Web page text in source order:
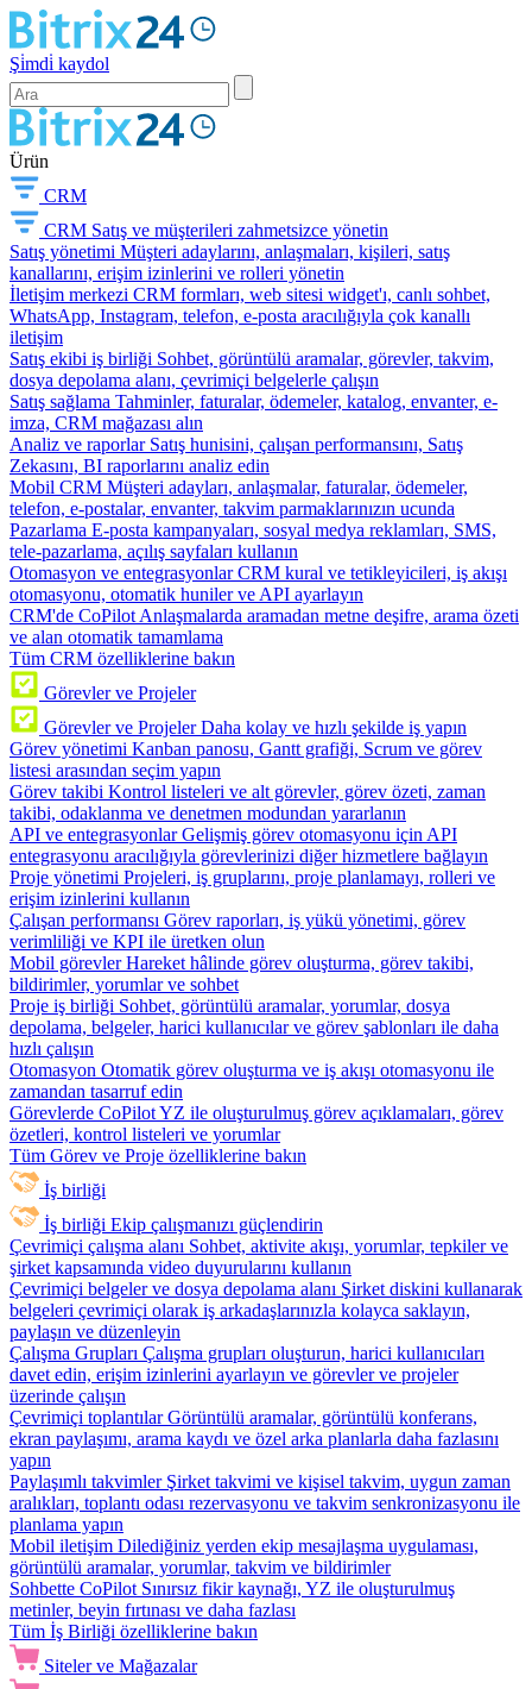
Şi̇mdi̇ kaydol
Ürün
CRM
CRM Satış ve müşterileri zahmetsizce yönetin
Satış yönetimi Müşteri adaylarını, anlaşmaları, kişileri, satış
kanallarını, erişim izinlerini ve rolleri yönetin
İletişim merkezi CRM formları, web sitesi widget'ı, canlı sohbet,
WhatsApp, Instagram, telefon, e-posta aracılığıyla çok kanallı
iletişim
Satış ekibi iş birliği Sohbet, görüntülü aramalar, görevler, takvim,
dosya depolama alanı, çevrimiçi belgelerle çalışın
Satış sağlama Tahminler, faturalar, ödemeler, katalog, envanter, e-
imza, CRM mağazası alın
Analiz ve raporlar Satış hunisini, çalışan performansını, Satış
Zekasını, BI raporlarını analiz edin
Mobil CRM Müşteri adayları, anlaşmalar, faturalar, ödemeler,
telefon, e-postalar, envanter, takvim parmaklarınızın ucunda
Pazarlama E-posta kampanyaları, sosyal medya reklamları, SMS,
tele-pazarlama, açılış sayfaları kullanın
Otomasyon ve entegrasyonlar CRM kural ve tetikleyicileri, iş akışı
otomasyonu, otomatik huniler ve API ayarlayın
CRM'de CoPilot Anlaşmalarda aramadan metne deşifre, arama özeti
ve alan otomatik tamamlama
Tüm CRM özelliklerine bakın
Görevler ve Projeler
Görevler ve Projeler Daha kolay ve hızlı şekilde iş yapın
Görev yönetimi Kanban panosu, Gantt grafiği, Scrum ve görev
listesi arasından seçim yapın
Görev takibi Kontrol listeleri ve alt görevler, görev özeti, zaman
takibi, odaklanma ve denetmen modundan yararlanın
API ve entegrasyonlar Gelişmiş görev otomasyonu için API
entegrasyonu aracılığıyla görevlerinizi diğer hizmetlere bağlayın
Proje yönetimi Projeleri, iş gruplarını, proje planlamayı, rolleri ve
erişim izinlerini kullanın
Çalışan performansı Görev raporları, iş yükü yönetimi, görev
verimliliği ve KPI ile üretken olun
Mobil görevler Hareket hâlinde görev oluşturma, görev takibi,
bildirimler, yorumlar ve sohbet
Proje iş birliği Sohbet, görüntülü aramalar, yorumlar, dosya
depolama, belgeler, harici kullanıcılar ve görev şablonları ile daha
hızlı çalışın
Otomasyon Otomatik görev oluşturma ve iş akışı otomasyonu ile
zamandan tasarruf edin
Görevlerde CoPilotYZ ile oluşturulmuş görev açıklamaları, görev
özetleri, kontrol listeleri ve yorumlar
Tüm Görev ve Proje özelliklerine bakın
İş birliği
İş birliği Ekip çalışmanızı güçlendirin
Çevrimiçi çalışma alanı Sohbet, aktivite akışı, yorumlar, tepkiler ve
şirket kapsamında video duyurularını kullanın
Çevrimiçi belgeler ve dosya depolama alanı Şirket diskini kullanarak
belgeleri çevrimiçi olarak iş arkadaşlarınızla kolayca saklayın,
paylaşın ve düzenleyin
Çalışma Grupları Çalışma grupları oluşturun, harici kullanıcıları
davet edin, erişim izinlerini ayarlayın ve görevler ve projeler
üzerinde çalışın
Çevrimiçi toplantılar Görüntülü aramalar, görüntülü konferans,
ekran paylaşımı, arama kaydı ve özel arka planlarla daha fazlasını
yapın
Paylaşımlı takvimler Şirket takvimi ve kişisel takvim, uygun zaman
aralıkları, toplantı odası rezervasyonu ve takvim senkronizasyonu ile
planlama yapın
Mobil iletişim Dilediğiniz yerden ekip mesajlaşma uygulaması,
görüntülü aramalar, yorumlar, takvim ve bildirimler
Sohbette CoPilot Sınırsız fikir kaynağı, YZ ile oluşturulmuş
metinler, beyin fırtınası ve daha fazlası
Tüm İş Birliği özelliklerine bakın
Siteler ve Mağazalar